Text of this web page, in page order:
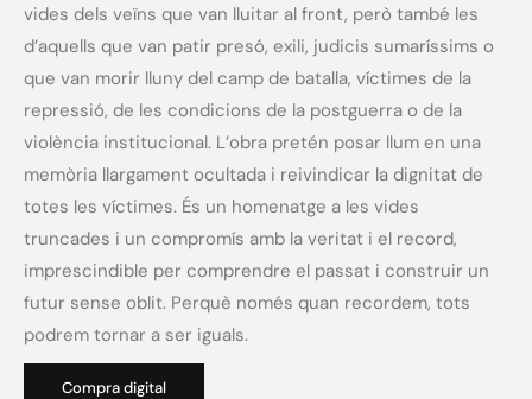
vides dels veïns que van lluitar al front, però també les
d’aquells que van patir presó, exili, judicis sumaríssims o
que van morir lluny del camp de batalla, víctimes de la
repressió, de les condicions de la postguerra o de la
violència institucional. L’obra pretén posar llum en una
memòria llargament ocultada i reivindicar la dignitat de
totes les víctimes. És un homenatge a les vides
truncades i un compromís amb la veritat i el record,
imprescindible per comprendre el passat i construir un
futur sense oblit. Perquè només quan recordem, tots
podrem tornar a ser iguals.
Compra digital